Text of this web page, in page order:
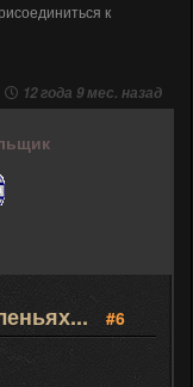
к
12 года 9 мес. назад
#6